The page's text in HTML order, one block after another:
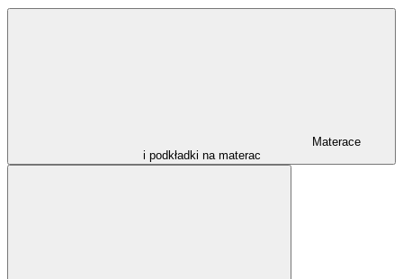
Materace
i podkładki na materac